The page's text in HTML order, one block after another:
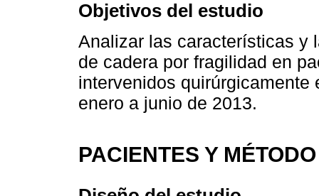
Objetivos del estudio
Analizar las características y
de cadera por fragilidad en
intervenidos
enero a junio de 2013.
PACIENTES Y MÉTODO